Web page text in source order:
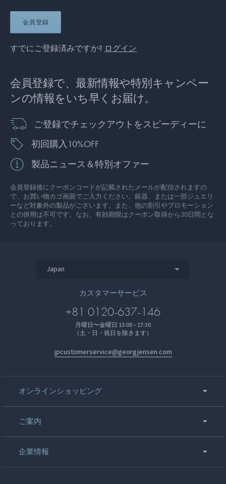
会員登録
すでにご登録済みですか? ログイン
会員登録で、最新情報や特別キャンペー
ンの情報をいち早くお届け。
ご登録でチェックアウトをスピーディーに
初回購入10%OFF
製品ニュース＆特別オファー
会員登録後にクーポンコードが記載されたメールが配信されますの
で、お買い物カゴ画面でご入力ください。銀器、または一部ジュエリ
ーなど対象外の製品がございます。また、他の割引やプロモーション
との併用は不可です。なお、有効期限はクーポン取得から30日間とな
っております。
Japan
カスタマーサービス
+81 0120-637-146
月曜日〜金曜日 13:00 – 17:30
（土・日・祝日を除きます）
jpcustomerservice@georgjensen.com
オンラインショッピング
ご案内
企業情報